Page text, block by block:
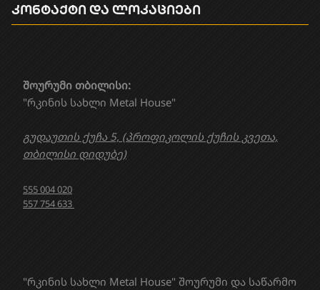
"რკინის სახლი Metal House" შოურუმი და საწარმო
შოურუმი თბილისი:
"რკინის სახლი Metal House"
გუდაუთის ქუჩა 5, (პროფიკოლის ქუჩის კვეთა,
თბილისი დიდუბე)
555 004 020
557 754 633
კონტაქტი და ლოკაციები